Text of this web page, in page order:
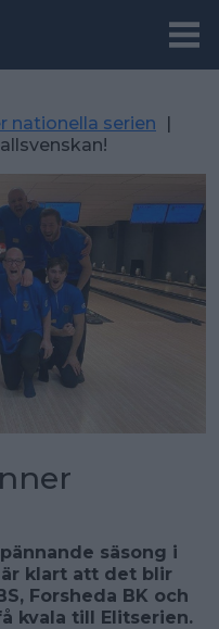
nationella serien
|
säsong i
klart att det blir
Forsheda BK och
kvala till Elitserien.